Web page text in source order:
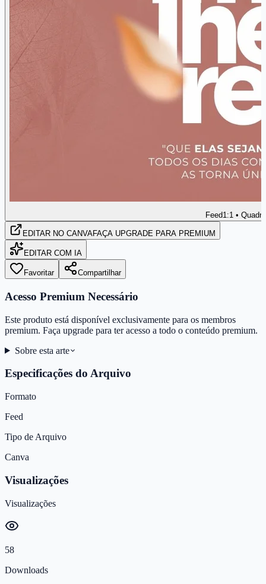
Feed1:1 •
EDITAR NO CANVAFAÇA UPGRADE PARA PREMIUM
EDITAR COM IA
Favoritar Compartilhar
Acesso Premium Necessário
Este produto está disponível exclusivamente para os membros
premium. Faça upgrade para ter acesso a todo o conteúdo premium.
Sobre esta arte
Especificações do Arquivo
Formato
Feed
Tipo de Arquivo
Canva
Visualizações
Visualizações
58
Downloads